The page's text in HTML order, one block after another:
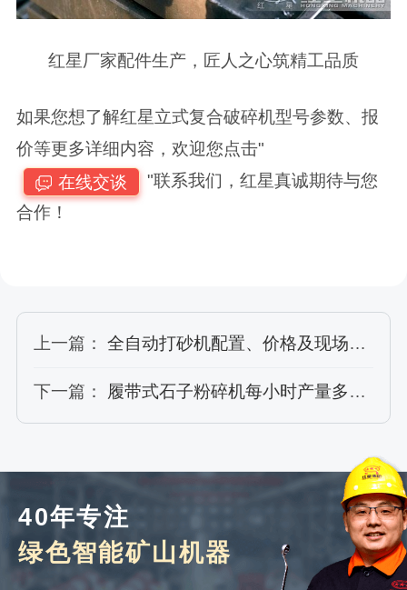
红星厂家配件生产，匠人之心筑精工品质
如果您想了解红星立式复合破碎机型号参数、报
价等更多详细内容，欢迎您点击"
在线交谈
"联系我们，红星真诚期待与您
合作！
上一篇： 全自动打砂机配置、价格及现场视频
下一篇： 履带式石子粉碎机每小时产量多少？
40年专注
绿色智能矿山机器